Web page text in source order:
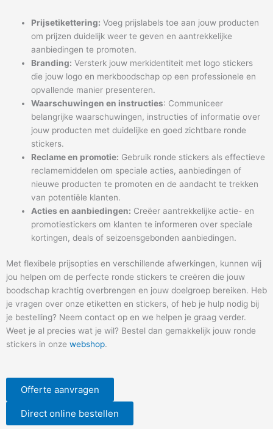
Prijsetikettering: Voeg prijslabels toe aan jouw producten
om prijzen duidelijk weer te geven en aantrekkelijke
aanbiedingen te promoten.
Branding: Versterk jouw merkidentiteit met logo stickers
die jouw logo en merkboodschap op een professionele en
opvallende manier presenteren.
Waarschuwingen en instructies: Communiceer
belangrijke waarschuwingen, instructies of informatie over
jouw producten met duidelijke en goed zichtbare ronde
stickers.
Reclame en promotie: Gebruik ronde stickers als effectieve
reclamemiddelen om speciale acties, aanbiedingen of
nieuwe producten te promoten en de aandacht te trekken
van potentiële klanten.
Acties en aanbiedingen: Creëer aantrekkelijke actie- en
promotiestickers om klanten te informeren over speciale
kortingen, deals of seizoensgebonden aanbiedingen.
Met flexibele prijsopties en verschillende afwerkingen, kunnen wij
jou helpen om de perfecte ronde stickers te creëren die jouw
boodschap krachtig overbrengen en jouw doelgroep bereiken. Heb
je vragen over onze etiketten en stickers, of heb je hulp nodig bij
je bestelling? Neem contact op en we helpen je graag verder.
Weet je al precies wat je wil? Bestel dan gemakkelijk jouw ronde
stickers in onze webshop.
Offerte aanvragen
Direct online bestellen